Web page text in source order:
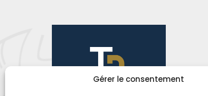
Gérer le consentement